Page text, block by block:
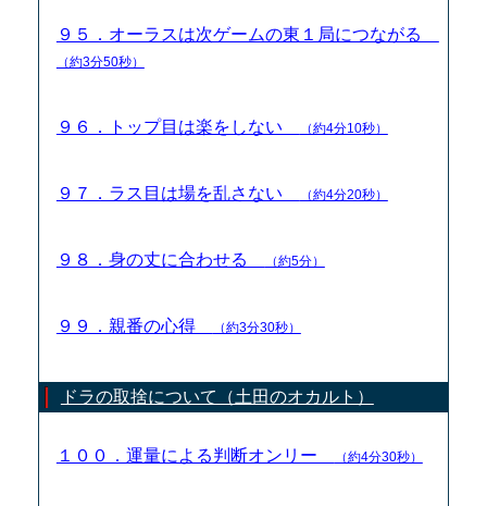
９５．オーラスは次ゲームの東１局につながる
（約3分50秒）
９６．トップ目は楽をしない （約4分10秒）
９７．ラス目は場を乱さない （約4分20秒）
９８．身の丈に合わせる （約5分）
９９．親番の心得 （約3分30秒）
ドラの取捨について（土田のオカルト）
１００．運量による判断オンリー （約4分30秒）